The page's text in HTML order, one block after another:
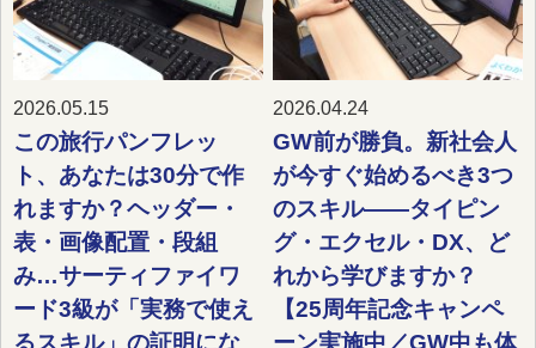
2026.05.15
この旅行パンフレッ
ト、あなたは30分で作
れますか？ヘッダー・
表・画像配置・段組
み…サーティファイワ
ード3級が「実務で使え
るスキル」の証明にな
2026.04.24
GW前が勝負。新社会人
が今すぐ始めるべき3つ
のスキル――タイピン
グ・エクセル・DX、ど
れから学びますか？
【25周年記念キャンペ
ーン実施中／GW中も体